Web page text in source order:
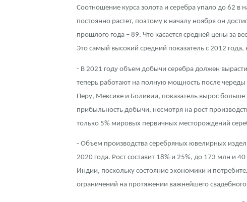
Соотношение курса золота и серебра упало до 62 в
постоянно растет, поэтому к началу ноября он
прошлого года – 89. Что касается средней цены за
Это самый высокий средний показатель с 2012
- В 2021 году объем добычи серебра должен
теперь работают на полную мощность после
Перу, Мексике и Боливии, показатель вырос
прибыльность добычи, несмотря на рост
только 5% мировых первичных месторождений
- Объем производства серебряных ювелирных
2020 года. Рост составит 18% и 25%, до 173 млн и
Индии, поскольку состояние экономики и
ограничений на протяжении важнейшего